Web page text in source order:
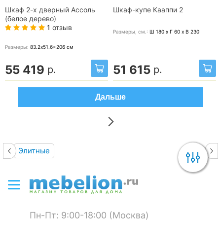
Шкаф 2-х дверный Ассоль
(белое дерево)
1 отзыв
Размеры: 83.2x51.6x206 см
55 419 р.
Шкаф-купе Кааппи 2
Размеры, cм.: Ш 180 x Г 60 x В 230
51 615 р.
Дальше
Элитные
Пн-Пт: 9:00-18:00 (Москва)